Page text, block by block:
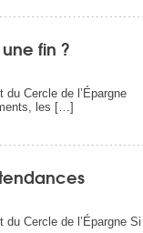
fin ?
du Cercle de l’Épargne
les […]
du Cercle de l’Épargne Si